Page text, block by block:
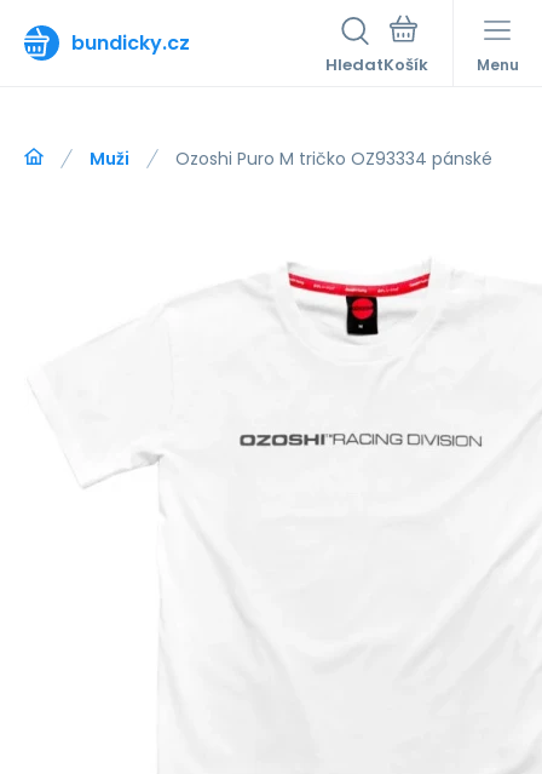
bundicky.cz
Hledat Menu
Muži Ozoshi Puro M tričko OZ93334 pánské